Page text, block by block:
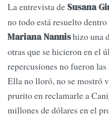
La entrevista de Susana
no todo está resuelto
Mariana Nannishizo una
otras que se hicieron en el
repercusiones no fueron
Ella no lloró, no se mostró
prurito en reclamarle a
millones de dólares en el